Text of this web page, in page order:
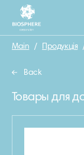
Main / Продукція
Back
Товары для